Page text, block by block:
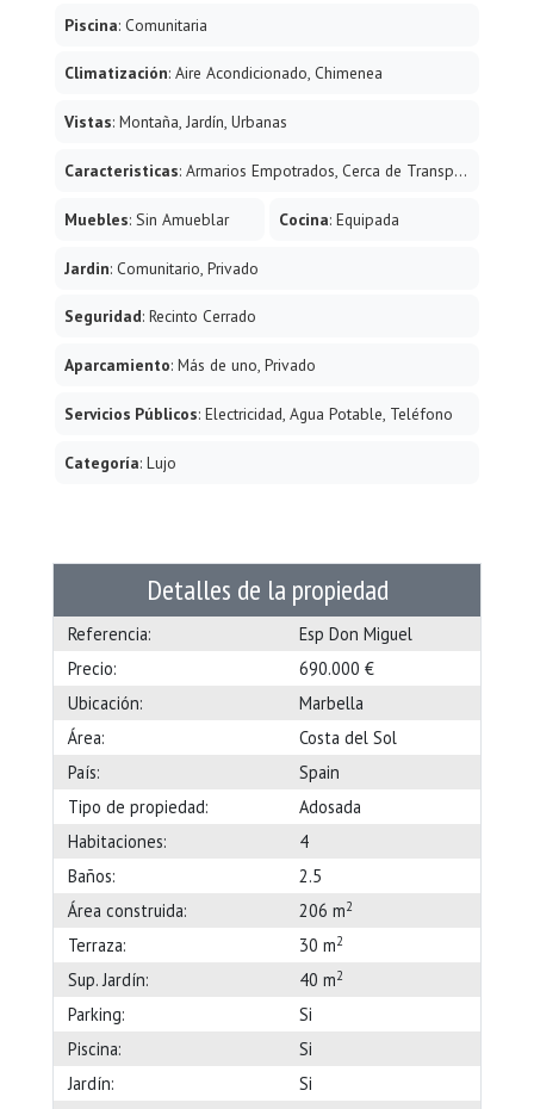
completos Situada en una zona residencial tranquila y
comunidad muy cuidada. A solo 10 minutos a pie del
La Cañada ‌y ‌a ‌tan ‌solo ‌200 metros de
oportunidad única ‌para vivir ‌en una de las ‌áreas ‌más
‌cómodas ‌y ‌demandadas ‌de ‌Marbella.
Piscina: Comunitaria
Climatización: Aire Acondicionado, Chimenea
Vistas: Montaña, Jardín, Urbanas
Caracteristicas: Armarios Empotrados, Cerca de Transporte, Terraza Privada, WiFi, Lavadero, Suelos de Mármol, Doble acristalamiento, Fibra óptica
Muebles: Sin Amueblar Cocina: Equipada
Jardin: Comunitario, Privado
Seguridad: Recinto Cerrado
Aparcamiento: Más de uno, Privado
Servicios Públicos: Electricidad, Agua Potable, Teléfono
Categoría: Lujo
Detalles de la propiedad
Referencia:
Esp Don Miguel
Precio:
690.000 €
Ubicación:
Marbella
Área:
Costa del Sol
País:
Spain
Tipo de propiedad:
Adosada
Habitaciones:
4
Baños:
2.5
Área construida:
206 m2
Terraza: 30 m2
Sup. Jardín: 40 m2
Parking:
Si
Piscina:
Si
Jardín:
Si